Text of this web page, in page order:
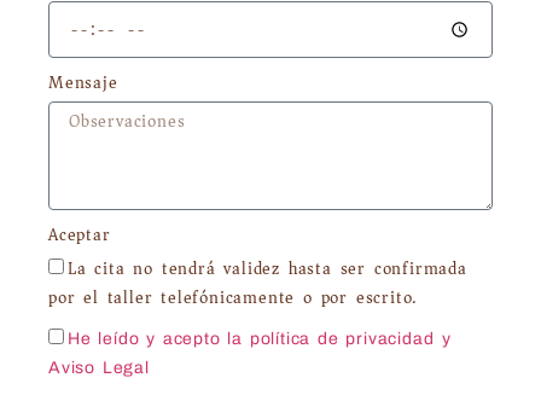
Mensaje
Aceptar
La cita no tendrá validez hasta ser confirmada
por el taller telefónicamente o por escrito.
He leído y acepto la política de privacidad
y
Aviso Legal